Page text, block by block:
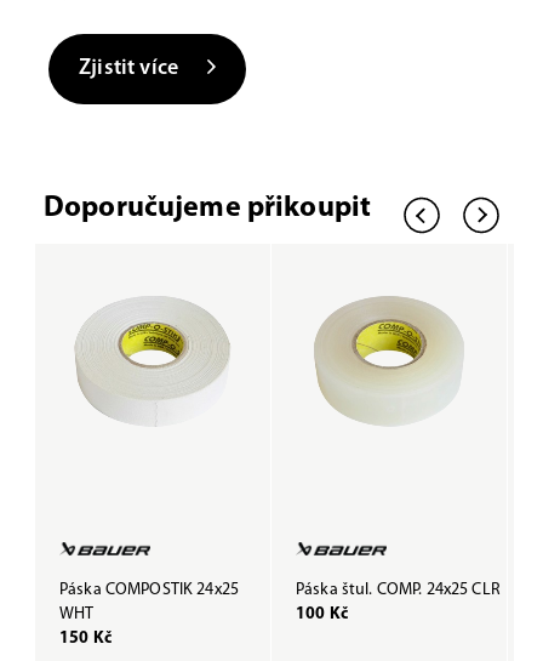
Zjistit více
Doporučujeme přikoupit
Páska COMPOSTIK 24x25
WHT
150 Kč
Páska štul. COMP. 24x25 CLR
100 Kč